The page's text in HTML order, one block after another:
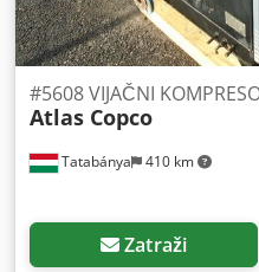
Tatabánya 410 km
#5608 VIJAČNI
Atlas Copco
Zatraži